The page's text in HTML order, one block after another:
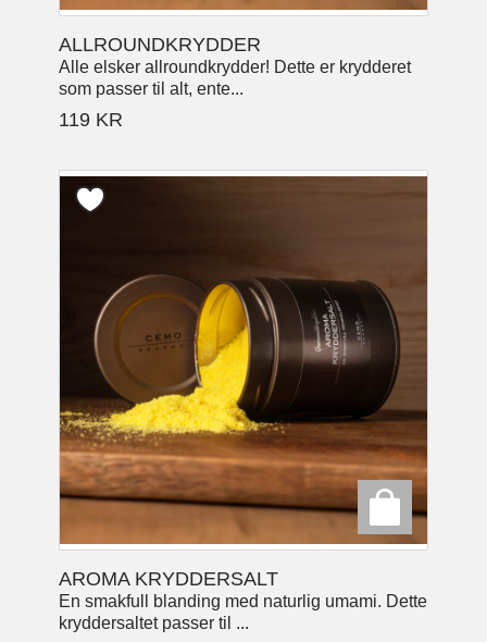
ALLROUNDKRYDDER
Alle elsker allroundkrydder! Dette er krydderet
som passer til alt, ente...
119 KR
AROMA KRYDDERSALT
En smakfull blanding med naturlig umami. Dette
kryddersaltet passer til ...